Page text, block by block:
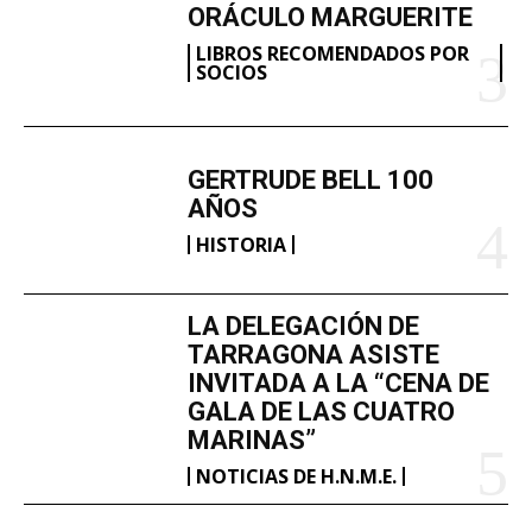
ORÁCULO MARGUERITE
LIBROS RECOMENDADOS POR
SOCIOS
GERTRUDE BELL 100
AÑOS
HISTORIA
LA DELEGACIÓN DE
TARRAGONA ASISTE
INVITADA A LA “CENA DE
GALA DE LAS CUATRO
MARINAS”
NOTICIAS DE H.N.M.E.